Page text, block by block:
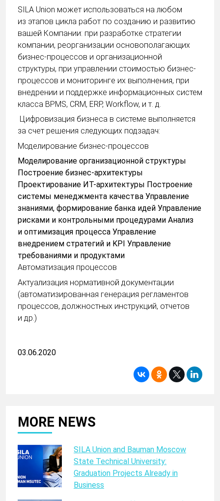
SILA Union может использоваться на любом
из этапов цикла работ по созданию и развитию
вашей Компании: при разработке стратегии
компании, реорганизации основополагающих
бизнес-процессов и организационной
структуры, при управлении стоимостью бизнес-
процессов и мониторинге их выполнения, при
внедрении и поддержке информационных систем
класса BPMS, CRM, ERP, Workflow, и т. д.
Цифровизация бизнеса в системе выполняется
за счет решения следующих подзадач:
Моделирование бизнес-процессов
Моделирование организационной структуры
Построение бизнес-архитектуры
Проектирование ИТ-архитектуры Построение
системы менеджмента качества Управление
знаниями, формирование банка идей Управление
рисками и контрольными процедурами Анализ
и оптимизация процесса Управление
внедрением стратегий и KPI Управление
требованиями и продуктами
Автоматизация процессов
Актуализация нормативной документации
(автоматизированная генерация регламентов
процессов, должностных инструкций, отчетов
и др.)
03.06.2020
MORE NEWS
SILA Union and Bauman Moscow
State Technical University:
Graduation Projects Already in
Business